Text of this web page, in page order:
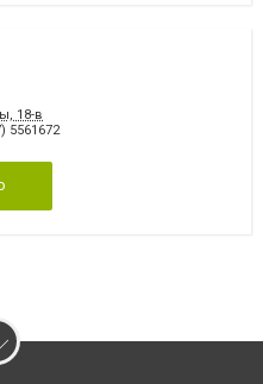
18-в
5561672